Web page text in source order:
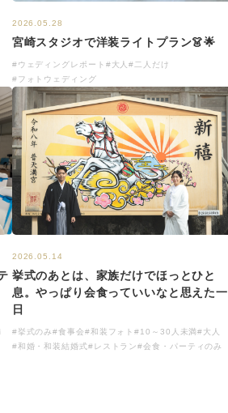
2026.05.28
宮崎スタジオで洋装ライトプラン👗🌟
#ウェディングレポート #大人#二人だけ
#フォトウェディング
2026.05.14
挙式のあとは、家族だけでほっとひと
息。やっぱり会食っていいなと思えた一
日
#挙式のみ#食事会#和装フォト#10～30人未満#大人
#和婚・和装結婚式#レストラン#会食・パーティのみ